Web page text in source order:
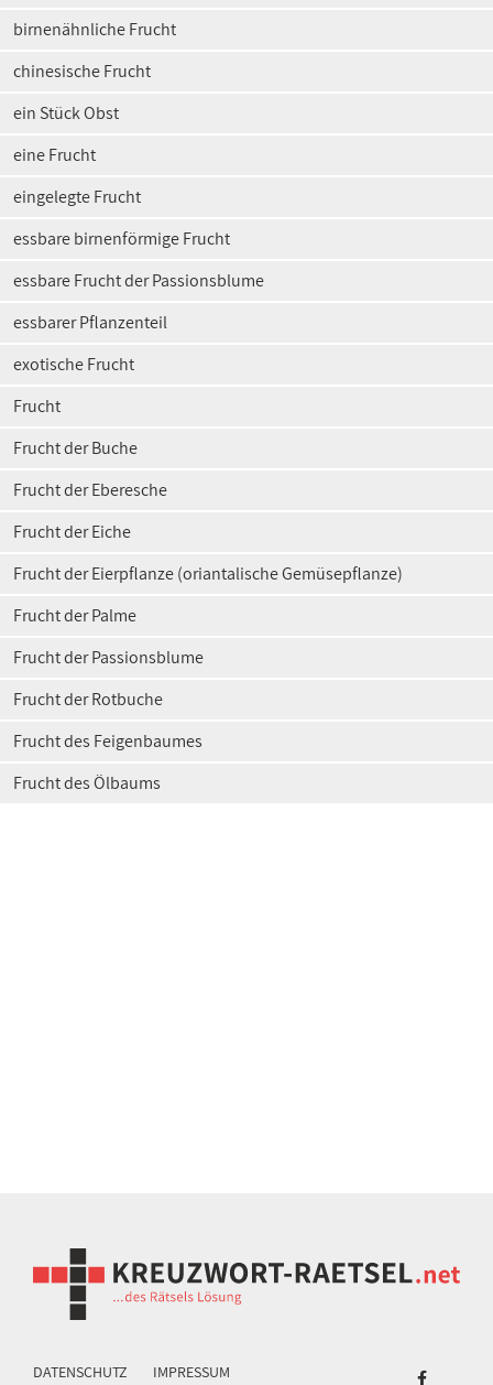
birnenähnliche Frucht
chinesische Frucht
ein Stück Obst
eine Frucht
eingelegte Frucht
essbare birnenförmige Frucht
essbare Frucht der Passionsblume
essbarer Pflanzenteil
exotische Frucht
Frucht
Frucht der Buche
Frucht der Eberesche
Frucht der Eiche
Frucht der Eierpflanze (oriantalische Gemüsepflanze)
Frucht der Palme
Frucht der Passionsblume
Frucht der Rotbuche
Frucht des Feigenbaumes
Frucht des Ölbaums
DATENSCHUTZ IMPRESSUM